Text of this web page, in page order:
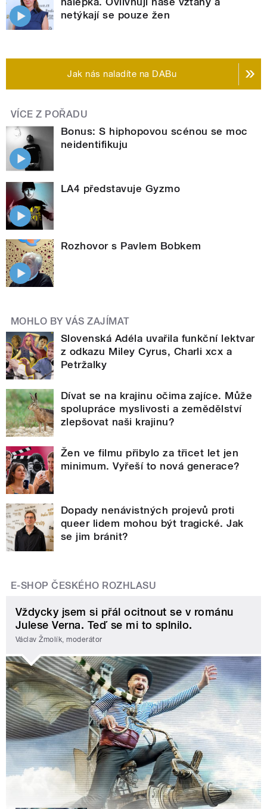
netýkají se pouze žen
Jak nás naladíte na DABu
VÍCE Z POŘADU
Bonus: S hiphopovou scénou se moc
neidentifikuju
LA4 představuje Gyzmo
Rozhovor s Pavlem Bobkem
MOHLO BY VÁS ZAJÍMAT
Slovenská Adéla uvařila funkční lektvar
z odkazu Miley Cyrus, Charli xcx a
Petržalky
Dívat se na krajinu očima zajíce. Může
spolupráce myslivosti a zemědělství
zlepšovat naši krajinu?
Žen ve filmu přibylo za třicet let jen
minimum. Vyřeší to nová generace?
Dopady nenávistných projevů proti
queer lidem mohou být tragické. Jak
se jim bránit?
E-SHOP ČESKÉHO ROZHLASU
Vždycky jsem si přál ocitnout se v románu
Julese Verna. Teď se mi to splnilo.
Václav Žmolík, moderátor